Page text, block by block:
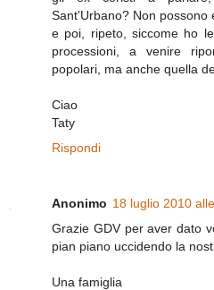
Sant'Urbano? Non
e poi, ripeto, siccome ho
processioni, a venire
popolari, ma anche quella
Ciao
Taty
Rispondi
Anonimo 18 luglio 2010
Grazie GDV per aver dato
pian piano uccidendo la
Una famiglia